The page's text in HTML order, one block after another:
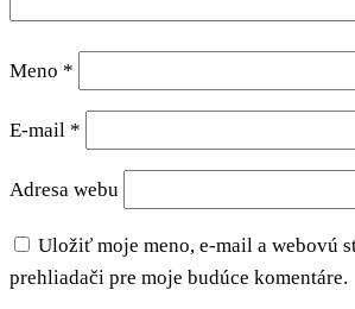
Meno *
E-mail *
Adresa webu
Uložiť moje meno, e-mail a webovú
prehliadači pre moje budúce komentáre.